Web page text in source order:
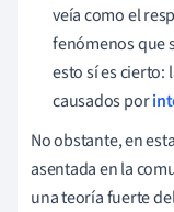
veía como el
fenómenos que
esto sí es cierto:
causados por
No obstante, en
asentada en la
una teoría fuerte